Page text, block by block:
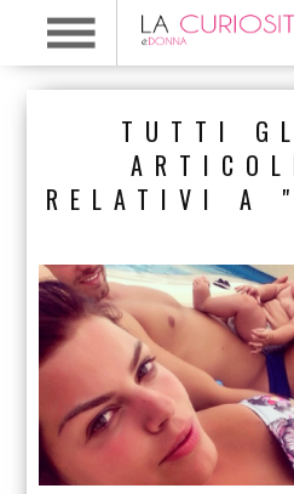
TUTTI
RELATIVI A